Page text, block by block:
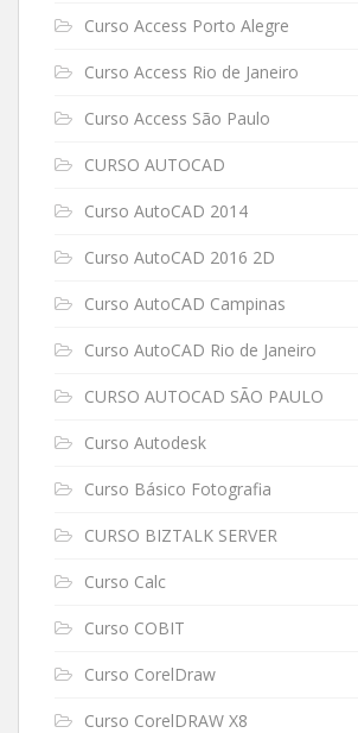
Curso Access Porto Alegre
Curso Access Rio de Janeiro
Curso Access São Paulo
CURSO AUTOCAD
Curso AutoCAD 2014
Curso AutoCAD 2016 2D
Curso AutoCAD Campinas
Curso AutoCAD Rio de Janeiro
CURSO AUTOCAD SÃO PAULO
Curso Autodesk
Curso Básico Fotografia
CURSO BIZTALK SERVER
Curso Calc
Curso COBIT
Curso CorelDraw
Curso CorelDRAW X8